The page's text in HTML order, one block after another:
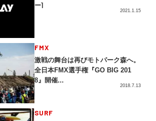
ー]
2021.1.15
FMX
激戦の舞台は再びモトパーク森へ。
全日本FMX選手権『GO BIG 201
8』開催...
2018.7.13
SURF